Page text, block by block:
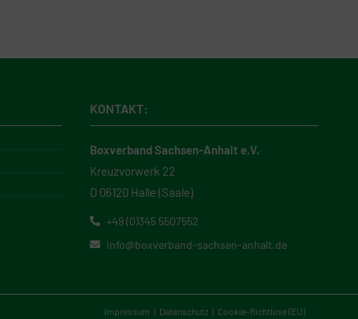
KONTAKT:
Boxverband Sachsen-Anhalt e.V.
Kreuzvorwerk 22
D 06120 Halle (Saale)
+49 (0)345 5507552
info@boxverband-sachsen-anhalt.de
Impressum Datenschutz Cookie-Richtlinie (EU)